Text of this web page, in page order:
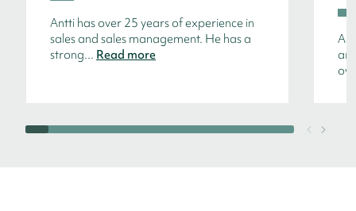
Antti has over 25 years of experience in
sales and sales management. He has a
strong... Read more